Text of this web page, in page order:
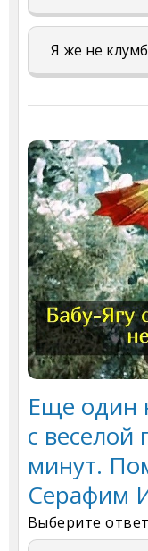
Я же не
Еще один
с веселой
минут.
Серафим
Выберите